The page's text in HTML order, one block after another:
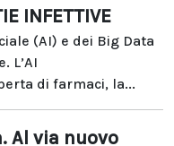
INFETTIVE
(AI) e dei Big Data
L’AI
di farmaci, la...
Al via nuovo